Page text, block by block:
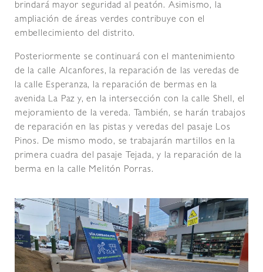
brindará mayor seguridad al peatón. Asimismo, la
ampliación de áreas verdes contribuye con el
embellecimiento del distrito.
Posteriormente se continuará con el mantenimiento
de la calle Alcanfores, la reparación de las veredas de
la calle Esperanza, la reparación de bermas en la
avenida La Paz y, en la intersección con la calle Shell, el
mejoramiento de la vereda. También, se harán trabajos
de reparación en las pistas y veredas del pasaje Los
Pinos. De mismo modo, se trabajarán martillos en la
primera cuadra del pasaje Tejada, y la reparación de la
berma en la calle Melitón Porras.